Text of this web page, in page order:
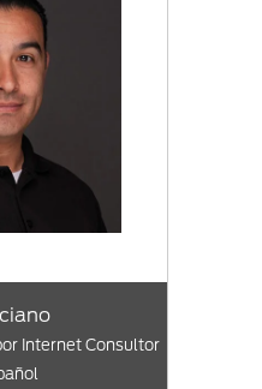
Internet Consultor